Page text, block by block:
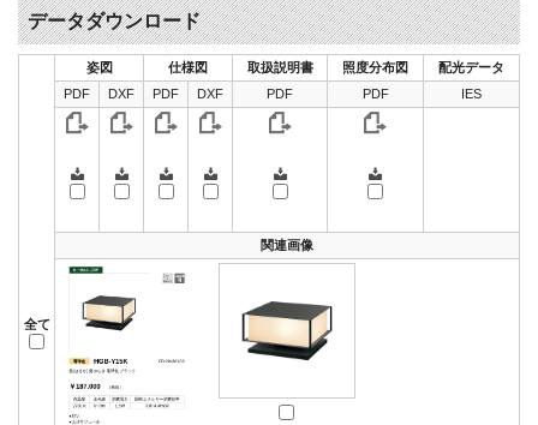
データダウンロード
全て
姿図 仕様図 取扱説明書 照度分布図
配光データ
PDF
DXF PDF DXF PDF PDF IES
関連画像